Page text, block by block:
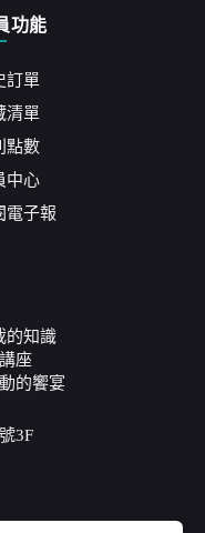
功能
訂單
清單
點數
中心
電子報
的知識
座
的饗宴
3F